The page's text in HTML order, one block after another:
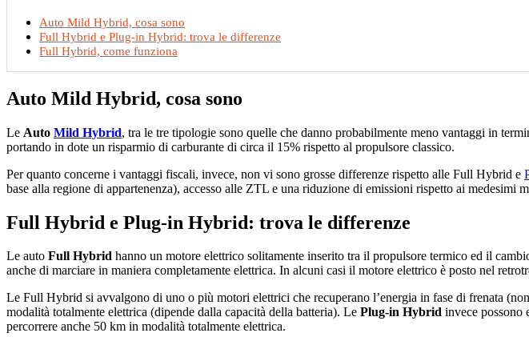
Auto Mild Hybrid, cosa sono
Full Hybrid e Plug-in Hybrid: trova le differenze
Full Hybrid, come funziona
Auto Mild Hybrid, cosa sono
Le Auto Mild Hybrid, tra le tre tipologie sono quelle che danno probabilmente meno vantaggi in
portando in dote un risparmio di carburante di circa il 15% rispetto al propulsore classico.
Per quanto concerne i vantaggi fiscali, invece, non vi sono grosse differenze rispetto alle Full Hybrid e
base alla regione di appartenenza), accesso alle ZTL e una riduzione di emissioni rispetto ai medesimi
Full Hybrid e Plug-in Hybrid: trova le differenze
Le auto Full Hybrid hanno un motore elettrico solitamente inserito tra il propulsore termico ed il
anche di marciare in maniera completamente elettrica. In alcuni casi il motore elettrico è posto nel
Le Full Hybrid si avvalgono di uno o più motori elettrici che recuperano l’energia in fase di frenata
modalità totalmente elettrica (dipende dalla capacità della batteria). Le Plug-in Hybrid invece possono
percorrere anche 50 km in modalità totalmente elettrica.